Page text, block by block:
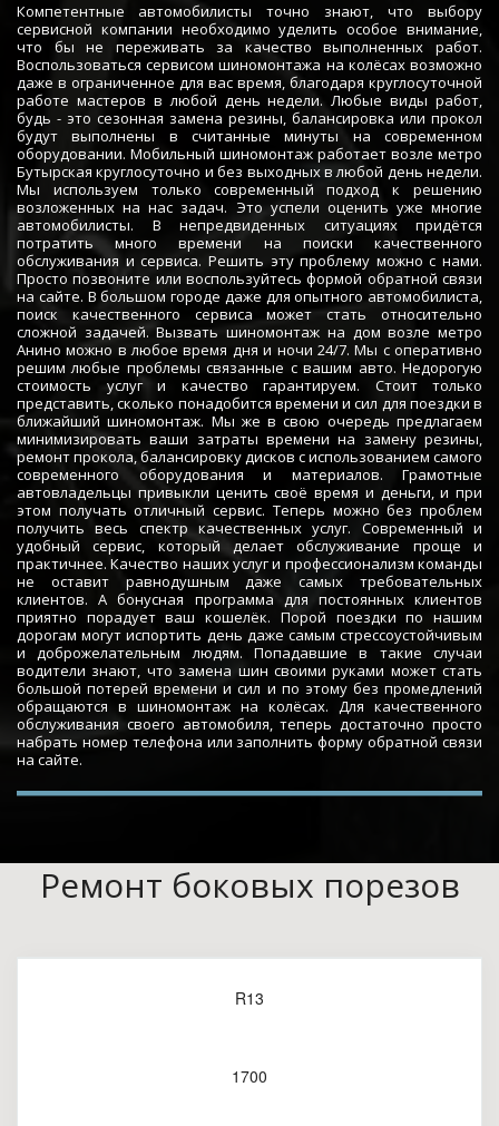
Компетентные автомобилисты точно знают, что выбору
сервисной компании необходимо уделить особое внимание,
что бы не переживать за качество выполненных работ.
Воспользоваться сервисом шиномонтажа на колёсах возможно
даже в ограниченное для вас время, благодаря круглосуточной
работе мастеров в любой день недели. Любые виды работ,
будь - это сезонная замена резины, балансировка или прокол
будут выполнены в считанные минуты на современном
оборудовании. Мобильный шиномонтаж работает возле метро
Бутырская круглосуточно и без выходных в любой день недели.
Мы используем только современный подход к решению
возложенных на нас задач. Это успели оценить уже многие
автомобилисты. В непредвиденных ситуациях придётся
потратить много времени на поиски качественного
обслуживания и сервиса. Решить эту проблему можно с нами.
Просто позвоните или воспользуйтесь формой обратной связи
на сайте. В большом городе даже для опытного автомобилиста,
поиск качественного сервиса может стать относительно
сложной задачей. Вызвать шиномонтаж на дом возле метро
Анино можно в любое время дня и ночи 24/7. Мы с оперативно
решим любые проблемы связанные с вашим авто. Недорогую
стоимость услуг и качество гарантируем. Стоит только
представить, сколько понадобится времени и сил для поездки в
ближайший шиномонтаж. Мы же в свою очередь предлагаем
минимизировать ваши затраты времени на замену резины,
ремонт прокола, балансировку дисков с использованием самого
современного оборудования и материалов. Грамотные
автовладельцы привыкли ценить своё время и деньги, и при
этом получать отличный сервис. Теперь можно без проблем
получить весь спектр качественных услуг. Современный и
удобный сервис, который делает обслуживание проще и
практичнее. Качество наших услуг и профессионализм команды
не оставит равнодушным даже самых требовательных
клиентов. А бонусная программа для постоянных клиентов
приятно порадует ваш кошелёк. Порой поездки по нашим
дорогам могут испортить день даже самым стрессоустойчивым
и доброжелательным людям. Попадавшие в такие случаи
водители знают, что замена шин своими руками может стать
большой потерей времени и сил и по этому без промедлений
обращаются в шиномонтаж на колёсах. Для качественного
обслуживания своего автомобиля, теперь достаточно просто
набрать номер телефона или заполнить форму обратной связи
на сайте.
Ремонт боковых порезов
R13
1700